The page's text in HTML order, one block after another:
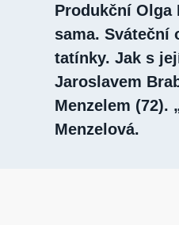
Produkční Olga
sama. Sváteční
tatínky. Jak s
Jaroslavem
Menzelem (72).
Menzelová.